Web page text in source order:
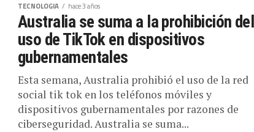
TECNOLOGIA hace 3 años
Australia se suma a la prohibición del
uso de TikTok en dispositivos
gubernamentales
Esta semana, Australia prohibió el uso de la red
social tik tok en los teléfonos móviles y
dispositivos gubernamentales por razones de
ciberseguridad. Australia se suma...